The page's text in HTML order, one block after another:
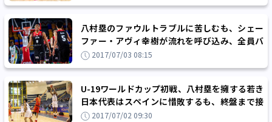
八村塁のファウルトラブルに苦しむも、シェー
ファー・アヴィ幸樹が流れを呼び込み、全員バ
スケでU-19W杯初勝利
2017/07/03 08:15
U-19ワールドカップ初戦、八村塁を擁する若き
日本代表はスペインに惜敗するも、終盤まで接
戦を演じる大健闘のスタート
2017/07/02 09:30